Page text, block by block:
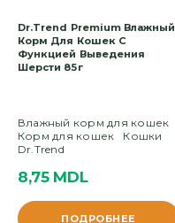
Dr.Trend Premium Влажный
Корм Для Кошек С
Функцией Выведения
Шерсти 85г
Влажный корм для кошек
Корм для кошек
Кошки
Dr.Trend
8,75 MDL
ПОДРОБНЕЕ